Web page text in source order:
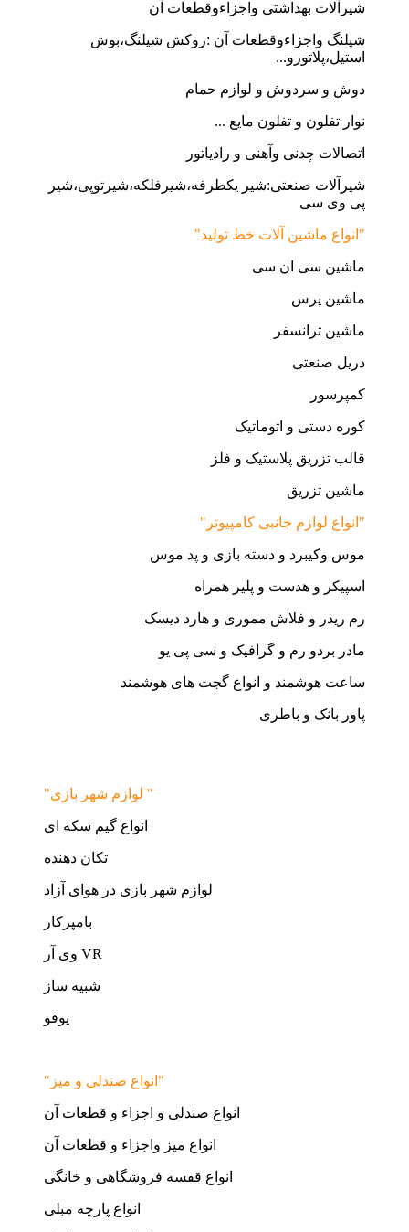
شیرآلات بهداشتی واجزاءوقطعات آن
شیلنگ واجزاءوقطعات آن :روکش شیلنگ،بوش
استیل،پلاتورو...
دوش و سردوش و لوازم حمام
نوار تفلون و تفلون مایع ...
اتصالات چدنی وآهنی و رادیاتور
شیرآلات صنعتی:شیر یکطرفه،شیرفلکه،شیرتوپی،شیر
پی وی سی
"انواع ماشین آلات خط تولید"
ماشین سی ان سی
ماشین پرس
ماشین ترانسفر
دریل صنعتی
کمپرسور
کوره دستی و اتوماتیک
قالب تزریق پلاستیک و فلز
ماشین تزریق
"انواع لوازم جانبی کامپیوتر"
موس وکیبرد و دسته بازی و پد موس
اسپیکر و هدست و پلیر همراه
رم ریدر و فلاش مموری و هارد دیسک
مادر بردو رم و گرافیک و سی پی یو
ساعت هوشمند و انواع گجت های هوشمند
پاور بانک و باطری
"لوازم شهر بازی "
انواع گیم سکه ای
تکان دهنده
لوازم شهر بازی در هوای آزاد
بامپرکار
وی آر VR
شبیه ساز
یوفو
"انواع صندلی و میز"
انواع صندلی و اجزاء و قطعات آن
انواع میز واجزاء و قطعات آن
انواع قفسه فروشگاهی و خانگی
انواع پارچه مبلی